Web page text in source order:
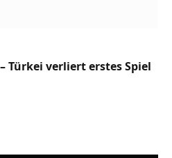
Türkei verliert erstes Spiel